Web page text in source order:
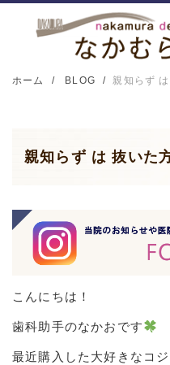
ホーム BLOG 親知らず
親知らず は 抜いた
こんにちは！
歯科助手のなかおです
最近購入した大好きなコ